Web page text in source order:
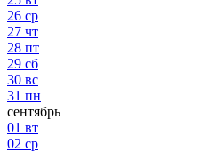
26 ср
27 чт
28 пт
29 сб
30 вс
31 пн
сентябрь
01 вт
02 ср